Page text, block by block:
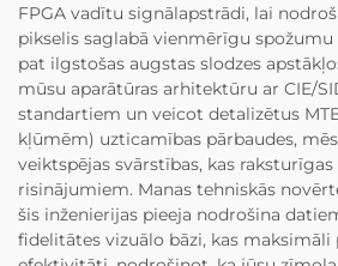
FPGA vadītu signālapstrādi, lai
pikselis saglabā vienmērīgu
pat ilgstošas augstas slodzes
mūsu aparātūras arhitektūru ar CIE/
standartiem un veicot detalizētus
kļūmēm) uzticamības pārbaudes,
veiktspējas svārstības, kas
risinājumiem. Manas tehniskās
šis inženierijas pieeja nodrošina
fidelitātes vizuālo bāzi, kas maksimāli